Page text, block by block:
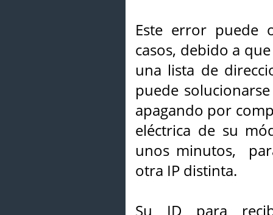
Este error puede
casos, debido a
una lista de
puede
apagando por
eléctrica de su
unos minutos,
otra IP distinta.
Su ID para